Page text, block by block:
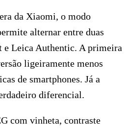
da Xiaomi, o modo
alternar entre duas
e Leica Authentic. A primeira
ligeiramente menos
de smartphones. Já a
diferencial.
com vinheta, contraste